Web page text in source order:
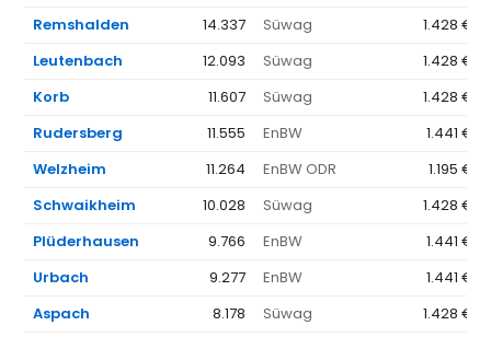
Remshalden
14.337 Süwag
1.428 €
Leutenbach
12.093 Süwag
1.428 €
Korb
11.607 Süwag
1.428 €
Rudersberg
11.555 EnBW
1.441 €
Welzheim
11.264 EnBW ODR
1.195 €
Schwaikheim
10.028 Süwag
1.428 €
Plüderhausen
9.766 EnBW
1.441 €
Urbach
9.277 EnBW
1.441 €
Aspach
8.178 Süwag
1.428 €